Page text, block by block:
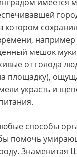
имеется
котором
мешок
от голода
площадку),
украсть и
способы
помочь
Знаменитая